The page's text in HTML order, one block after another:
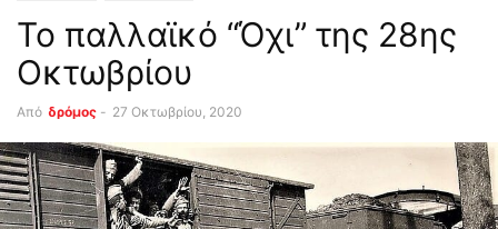
Το παλλαϊκό “Όχι” της 28ης
Οκτωβρίου
Από δρόμος - 27 Οκτωβρίου, 2020